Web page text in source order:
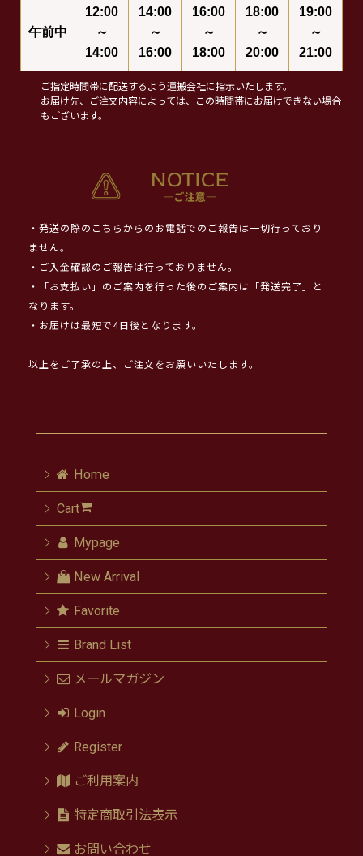
午前中
12:00
～
14:00
14:00
～
16:00
16:00
～
18:00
18:00
～
20:00
19:00
～
21:00
ご指定時間帯に配送するよう運搬会社に指示いたします。
お届け先、ご注文内容によっては、この時間帯にお届けできない場合
もございます。
・発送の際のこちらからのお電話でのご報告は一切行っており
ません。
・ご入金確認のご報告は行っておりません。
・「お支払い」のご案内を行った後のご案内は「発送完了」と
なります。
・お届けは最短で4日後となります。
以上をご了承の上、ご注文をお願いいたします。
Home
Cart
Mypage
New Arrival
Favorite
Brand List
メールマガジン
Login
Register
ご利用案内
特定商取引法表示
お問い合わせ